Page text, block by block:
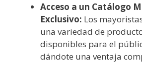
Acceso a un Catálogo
Exclusivo: Los
una variedad de
disponibles para el
dándote una ventaja